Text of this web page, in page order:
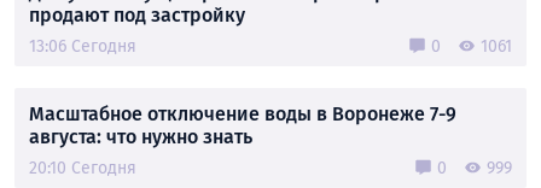
продают под застройку
13:06 Сегодня 0 1061
Масштабное отключение воды в Воронеже 7-9
августа: что нужно знать
20:10 Сегодня 0 999